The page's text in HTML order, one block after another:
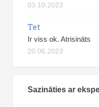
03.10.2023
Tet
Ir viss ok. Atrisināts
20.06.2023
Sazināties ar